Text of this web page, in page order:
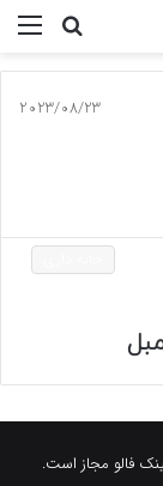
جستجو
2023/08/23
فالو مجاز است.